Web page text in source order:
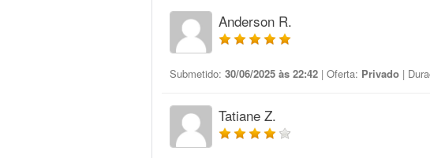
Anderson R.
Submetido: 30/06/2025 às 22:42 | Oferta: Privado |
Tatiane Z.